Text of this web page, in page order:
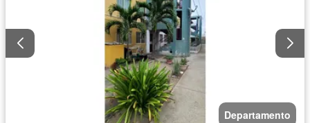
Departamento